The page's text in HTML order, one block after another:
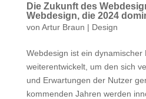
Die Zukunft des
Webdesign, die 2024
von Artur Braun | Design
Webdesign ist ein dynamischer
weiterentwickelt, um den sich
und Erwartungen der Nutzer
kommenden Jahren werden